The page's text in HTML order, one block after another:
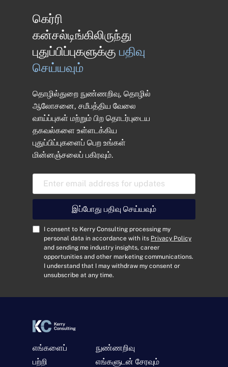
கெர்ரி
கன்சல்டிங்கிலிருந்து
புதுப்பிப்புகளுக்கு பதிவு
செய்யவும்
தொழில்துறை நுண்ணறிவு, தொழில்
ஆலோசனை, சமீபத்திய வேலை
வாய்ப்புகள் மற்றும் பிற தொடர்புடைய
தகவல்களை உள்ளடக்கிய
புதுப்பிப்புகளைப் பெற உங்கள்
மின்னஞ்சலைப் பகிரவும்.
E
a
l
A
*
C
*
I consent to Kerry Consulting processing my
personal data in accordance with its Privacy Policy
and sending me industry insights, career
opportunities and other marketing communications.
I understand that I may withdraw my consent or
unsubscribe at any time.
இப்போது பதிவு செய்யவும்
எங்களைப்
பற்றி
நுண்ணறிவு
எங்களுடன் சேரவும்